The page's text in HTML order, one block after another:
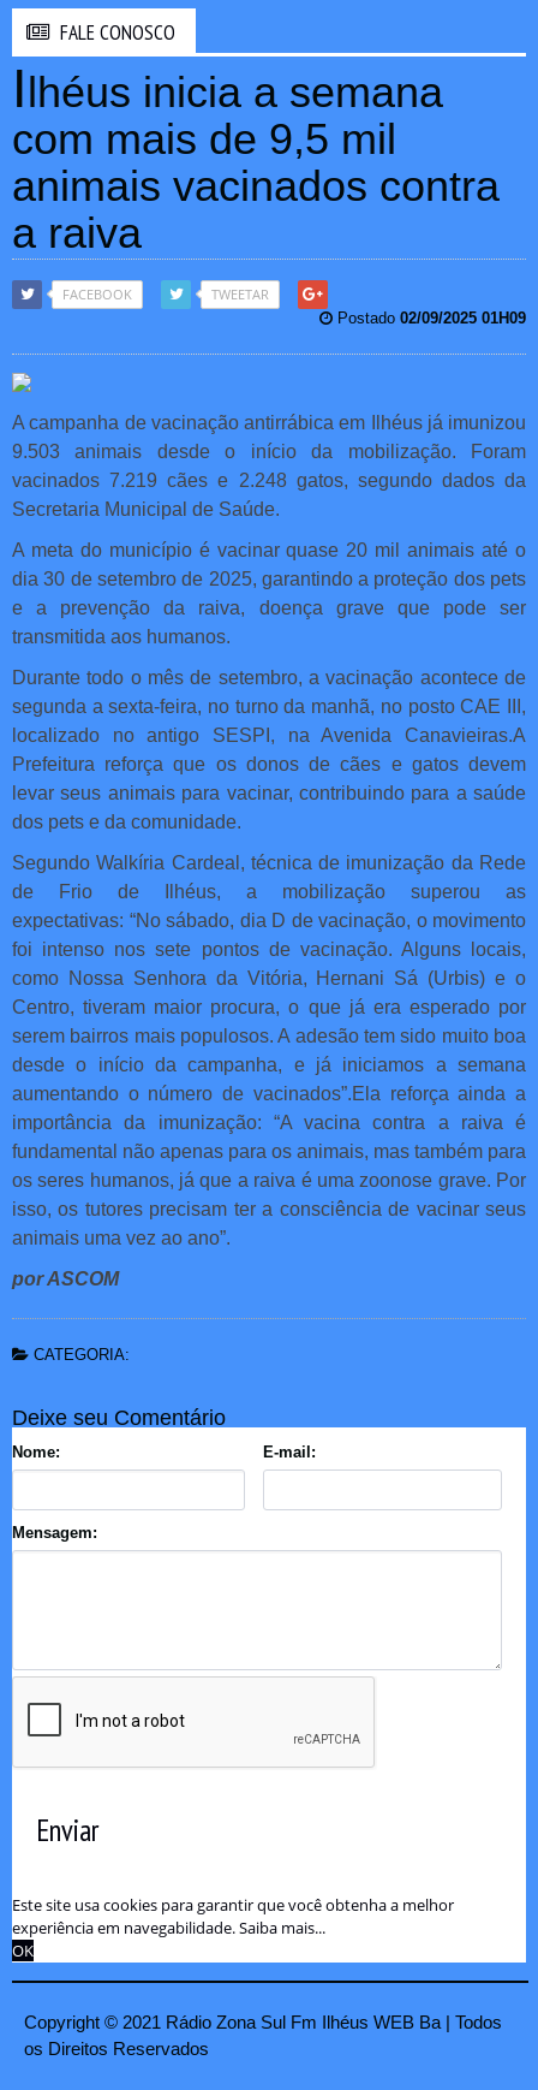
FALE CONOSCO
Ilhéus inicia a semana
com mais de 9,5 mil
animais vacinados contra
a raiva
FACEBOOK
TWEETAR
Postado 02/09/2025 01H09
A campanha de vacinação antirrábica em Ilhéus já imunizou
9.503 animais desde o início da mobilização. Foram
vacinados 7.219 cães e 2.248 gatos, segundo dados da
Secretaria Municipal de Saúde.
A meta do município é vacinar quase 20 mil animais até o
dia 30 de setembro de 2025, garantindo a proteção dos pets
e a prevenção da raiva, doença grave que pode ser
transmitida aos humanos.
Durante todo o mês de setembro, a vacinação acontece de
segunda a sexta-feira, no turno da manhã, no posto CAE III,
localizado no antigo SESPI, na Avenida Canavieiras.A
Prefeitura reforça que os donos de cães e gatos devem
levar seus animais para vacinar, contribuindo para a saúde
dos pets e da comunidade.
Segundo Walkíria Cardeal, técnica de imunização da Rede
de Frio de Ilhéus, a mobilização superou as
expectativas: “No sábado, dia D de vacinação, o movimento
foi intenso nos sete pontos de vacinação. Alguns locais,
como Nossa Senhora da Vitória, Hernani Sá (Urbis) e o
Centro, tiveram maior procura, o que já era esperado por
serem bairros mais populosos. A adesão tem sido muito boa
desde o início da campanha, e já iniciamos a semana
aumentando o número de vacinados”.Ela reforça ainda a
importância da imunização: “A vacina contra a raiva é
fundamental não apenas para os animais, mas também para
os seres humanos, já que a raiva é uma zoonose grave. Por
isso, os tutores precisam ter a consciência de vacinar seus
animais uma vez ao ano”.
por ASCOM
CATEGORIA:
Deixe seu Comentário
Nome: E-mail:
Mensagem:
Enviar
Este site usa cookies para garantir que você obtenha a melhor
experiência em navegabilidade.Saiba mais...
OK
Copyright © 2021 Rádio Zona Sul Fm Ilhéus WEB Ba | Todos
os Direitos Reservados